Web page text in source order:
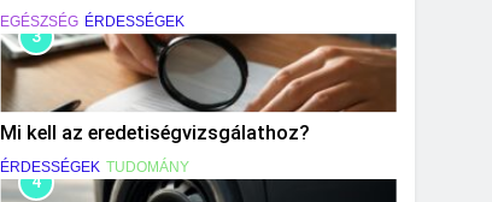
EGÉSZSÉG ÉRDESSÉGEK
3
Mi kell az eredetiségvizsgálathoz?
ÉRDESSÉGEK TUDOMÁNY
4